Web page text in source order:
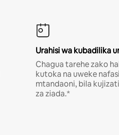
Urahisi wa kubadilika
Chagua tarehe zako
kutoka na uweke
mtandaoni, bila
za ziada.*